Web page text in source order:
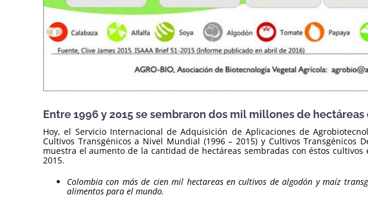
Entre 1996 y 2015 se sembraron dos mil millones de
Hoy, el Servicio Internacional de Adquisición de Aplicaciones de
Cultivos Transgénicos a Nivel Mundial (1996 – 2015) y Cultivos
muestra el aumento de la cantidad de hectáreas sembradas con éstos
2015.
Colombia con más de cien mil hectareas en cultivos de algodón y maíz
alimentos para el mundo.